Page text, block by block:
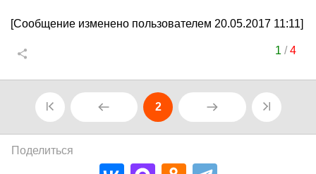
[Сообщение изменено пользователем 20.05.2017 11:11]
1 /4
2
Поделиться